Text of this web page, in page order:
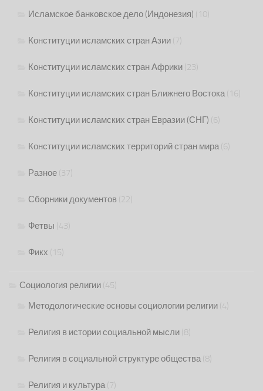
Исламское банковское дело (Индонезия) (10)
Конституции исламских стран Азии (7)
Конституции исламских стран Африки (23)
Конституции исламских стран Ближнего Востока(16)
Конституции исламских стран Евразии (СНГ) (6)
Конституции исламских территорий стран мира(6)
Разное (37)
Сборники документов (22)
Фетвы (43)
Фикх (15)
Социология религии (45)
Методологические основы социологии религии (4)
Религия в истории социальной мысли (8)
Религия в социальной структуре общества(8)
Религия и культура(7)